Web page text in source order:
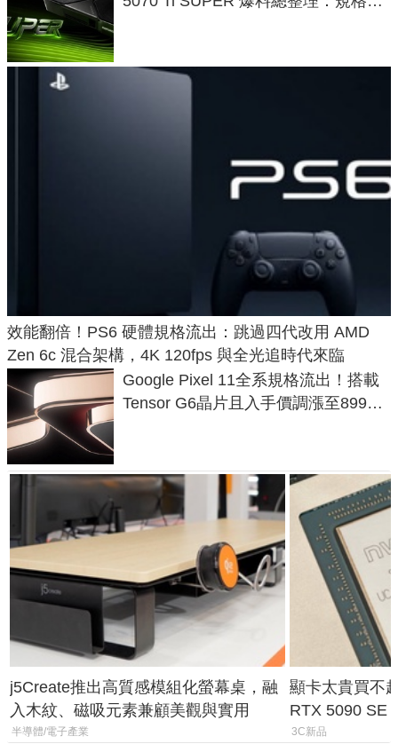
效能翻倍！PS6 硬體規格流出：跳過四代改用 AMD
Zen 6c 混合架構，4K 120fps 與全光追時代來臨
Google Pixel 11全系規格流出！搭載
Tensor G6晶片且入手價調漲至899美
j5Create推出高質感模組化螢幕桌，融
入木紋、磁吸元素兼顧美觀與實用
半導體/電子產業
顯卡太貴買不
RTX 5090 SE
體
3C新品